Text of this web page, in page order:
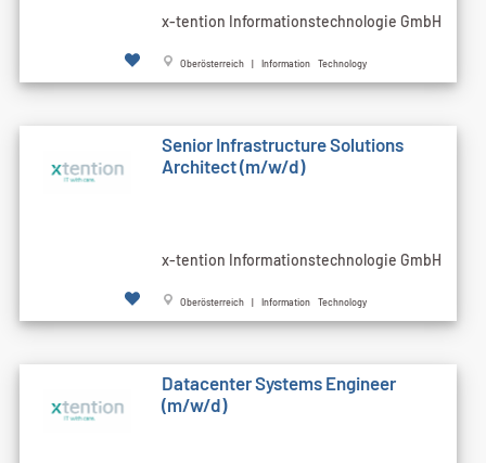
x-tention Informationstechnologie GmbH
Oberösterreich | Information Technology
Senior Infrastructure Solutions
Architect (m/w/d)
x-tention Informationstechnologie GmbH
Oberösterreich | Information Technology
Datacenter Systems Engineer
(m/w/d)